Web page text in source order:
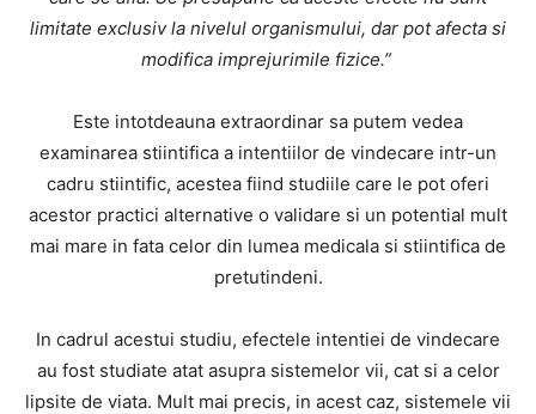
limitate exclusiv la nivelul organismului, dar pot afecta si
modifica imprejurimile fizice.”
Este intotdeauna extraordinar sa putem vedea
examinarea stiintifica a intentiilor de vindecare intr-un
cadru stiintific, acestea fiind studiile care le pot oferi
acestor practici alternative o validare si un potential mult
mai mare in fata celor din lumea medicala si stiintifica de
pretutindeni.
In cadrul acestui studiu, efectele intentiei de vindecare
au fost studiate atat asupra sistemelor vii, cat si a celor
lipsite de viata. Mult mai precis, in acest caz, sistemele vii